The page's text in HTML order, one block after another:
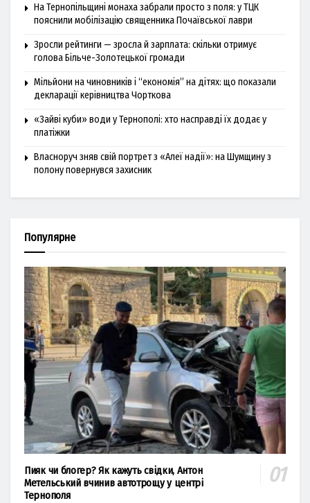
На Тернопільщині монаха забрали просто з поля: у ТЦК
пояснили мобілізацію священника Почаївської лаври
Зросли рейтинги — зросла й зарплата: скільки отримує
голова Більче-Золотецької громади
Мільйони на чиновників і “економія” на дітях: що показали
декларації керівництва Чорткова
«Зайві куби» води у Тернополі: хто насправді їх додає у
платіжки
Власноруч зняв свій портрет з «Алеї надії»: на Шумщину з
полону повернувся захисник
Популярне
Пияк чи блогер? Як кажуть свідки, Антон
Метельський вчинив автотрощу у центрі
Тернополя